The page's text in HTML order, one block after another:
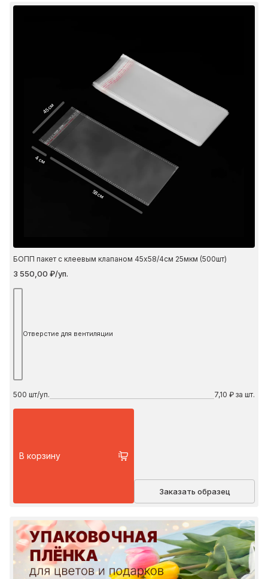
45 см
4 см
58 см
БОПП пакет с клеевым клапаном 45х58/4см 25мкм (500шт)
3 550,00 ₽/уп.
Отверстие для вентиляции
500 шт/уп. 7,10 ₽ за шт.
В корзину
Заказать образец